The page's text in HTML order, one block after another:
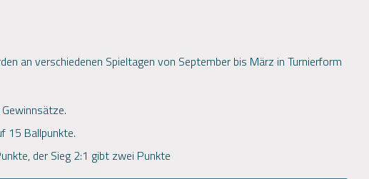
an verschiedenen Spieltagen von September bis März in Turnierform
15 Ballpunkte.
der Sieg 2:1 gibt zwei Punkte